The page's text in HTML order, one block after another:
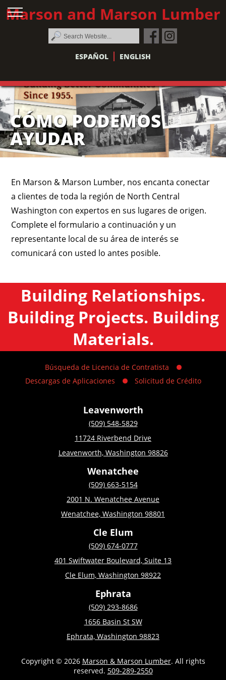
Marson and Marson Lumber
ESPAÑOL ENGLISH
CÓMO PODEMOS
AYUDAR
En Marson & Marson Lumber, nos encanta conectar
a clientes de toda la región de North Central
Washington con expertos en sus lugares de origen.
Complete el formulario a continuación y un
representante local de su área de interés se
comunicará con usted lo antes posible.
Building Relationships.
Building Projects. Building
Materials.
Búsqueda de Licencia de Contratista
Descargas de Aplicaciones
Solicitud de Crédito
Leavenworth
(509) 548-5829
11724 Riverbend Drive
Leavenworth, Washington 98826
Wenatchee
(509) 663-5154
2001 N. Wenatchee Avenue
Wenatchee, Washington 98801
Cle Elum
(509) 674-0777
401 Swiftwater Boulevard, Suite 13
Cle Elum, Washington 98922
Ephrata
(509) 293-8686
1656 Basin St SW
Ephrata, Washington 98823
Copyright © 2026 Marson & Marson Lumber. All rights
reserved. 509-289-2550